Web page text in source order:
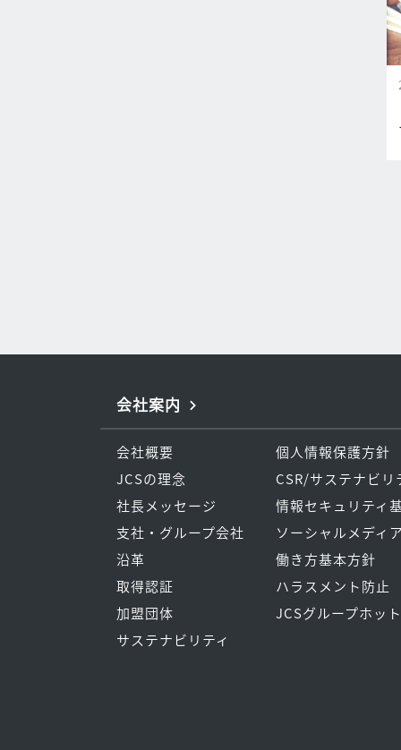
会社案内
会社概要
JCSの理念
社長メッセージ
支社・グループ会社
沿革
取得認証
加盟団体
サステナビリティ
個人情報保護方針
CSR/サステナビリ
情報セキュリティ
ソーシャルメディ
働き方基本方針
ハラスメント防止
JCSグループホッ